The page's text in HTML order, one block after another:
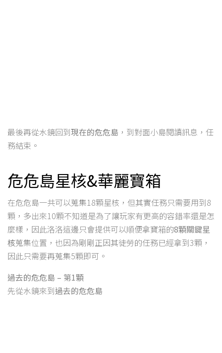
最後再從水鏡回到現在的危危島 ，到對面小島閱讀訊息，任
務結束。
危危島星核&華麗寶箱
在危危島一共可以蒐集18顆星核，但其實任務只需要用到8
顆，多出來10顆不知道是為了讓玩家有更高的容錯率還是怎
麼樣，因此洛洛這邊只會提供可以順便拿寶箱的8顆關鍵星
核蒐集位置，也因為剛剛正因其徒勞的任務已經拿到3顆，
因此只需要再蒐集5顆即可。
過去的危危島 – 第1顆
先從水鏡來到過去的危危島